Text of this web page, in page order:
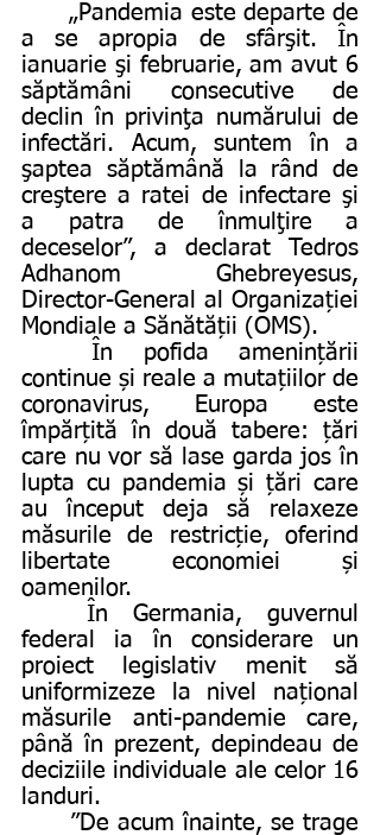
a se apropia de sfârşit. În
ianuarie şi februarie, am avut 6
săptămâni consecutive de
declin în privinţa numărului de
infectări. Acum, suntem în a
şaptea săptămână la rând de
creştere a ratei de infectare şi
a patra de înmulţire a
deceselor”, a declarat Tedros
Adhanom Ghebreyesus,
Director-General al Organizației
Mondiale a Sănătății (OMS).
	În pofida amenințării
continue și reale a mutațiilor de
coronavirus, Europa este
împărțită în două tabere: țări
care nu vor să lase garda jos în
lupta cu pandemia și țări care
au început deja să relaxeze
măsurile de restricție, oferind
libertate economiei și
oamenilor.
federal ia în considerare un
proiect legislativ menit să
uniformizeze la nivel național
măsurile anti-pandemie care,
până în prezent, depindeau de
deciziile individuale ale celor 16
landuri.